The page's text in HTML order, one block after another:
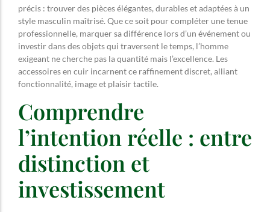
précis : trouver des pièces élégantes, durables et adaptées à un
style masculin maîtrisé. Que ce soit pour compléter une tenue
professionnelle, marquer sa différence lors d’un événement ou
investir dans des objets qui traversent le temps, l’homme
exigeant ne cherche pas la quantité mais l’excellence. Les
accessoires en cuir incarnent ce raffinement discret, alliant
fonctionnalité, image et plaisir tactile.
Comprendre
l’intention réelle : entre
distinction et
investissement